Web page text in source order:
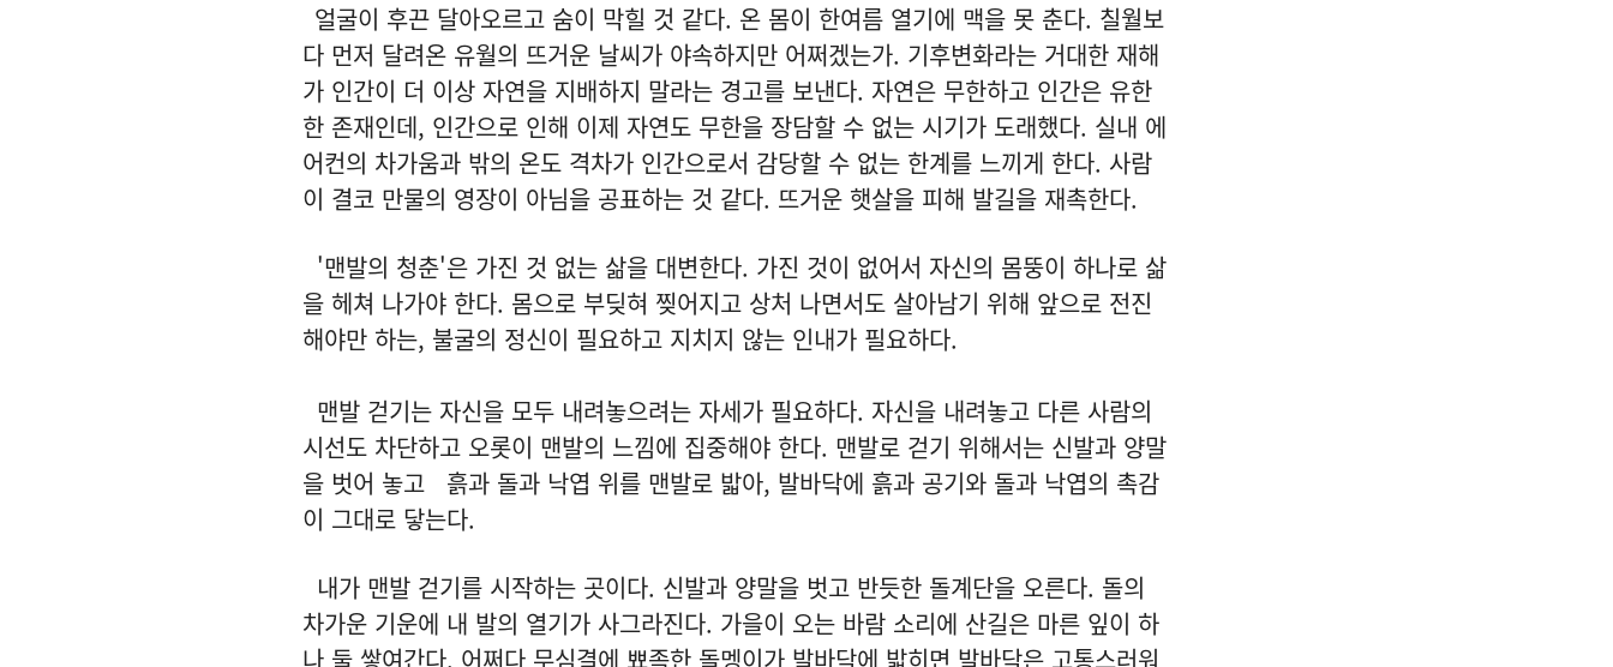
얼굴이 후끈 달아오르고 숨이 막힐 것 같다. 온 몸이 한여름 열기에 맥을 못 춘다. 칠월보
다 먼저 달려온 유월의 뜨거운 날씨가 야속하지만 어쩌겠는가. 기후변화라는 거대한 재해
가 인간이 더 이상 자연을 지배하지 말라는 경고를 보낸다. 자연은 무한하고 인간은 유한
한 존재인데, 인간으로 인해 이제 자연도 무한을 장담할 수 없는 시기가 도래했다. 실내 에
어컨의 차가움과 밖의 온도 격차가 인간으로서 감당할 수 없는 한계를 느끼게 한다. 사람
이 결코 만물의 영장이 아님을 공표하는 것 같다. 뜨거운 햇살을 피해 발길을 재촉한다.
'맨발의 청춘'은 가진 것 없는 삶을 대변한다. 가진 것이 없어서 자신의 몸뚱이 하나로 삶
을 헤쳐 나가야 한다. 몸으로 부딪혀 찢어지고 상처 나면서도 살아남기 위해 앞으로 전진
해야만 하는, 불굴의 정신이 필요하고 지치지 않는 인내가 필요하다.
맨발 걷기는 자신을 모두 내려놓으려는 자세가 필요하다. 자신을 내려놓고 다른 사람의
시선도 차단하고 오롯이 맨발의 느낌에 집중해야 한다. 맨발로 걷기 위해서는 신발과 양말
을 벗어 놓고 흙과 돌과 낙엽 위를 맨발로 밟아, 발바닥에 흙과 공기와 돌과 낙엽의 촉감
이 그대로 닿는다.
내가 맨발 걷기를 시작하는 곳이다. 신발과 양말을 벗고 반듯한 돌계단을 오른다. 돌의
차가운 기운에 내 발의 열기가 사그라진다. 가을이 오는 바람 소리에 산길은 마른 잎이 하
나 둘 쌓여간다. 어쩌다 무심결에 뾰족한 돌멩이가 발바닥에 밟히면 발바닥은 고통스러워